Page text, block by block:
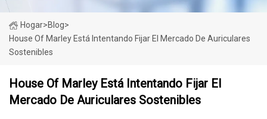
Hogar>Blog>
House Of Marley Está Intentando Fijar El Mercado De Auriculares
Sostenibles
House Of Marley Está Intentando Fijar El
Mercado De Auriculares Sostenibles